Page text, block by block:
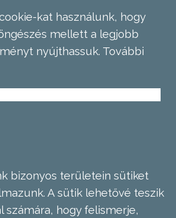
kat használunk, hogy
mellett a legjobb
nyújthassuk. További
bizonyos területein sütiket
A sütik lehetővé teszik
számára, hogy felismerje,